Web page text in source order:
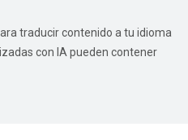
traducir contenido a tu idioma
con IA pueden contener